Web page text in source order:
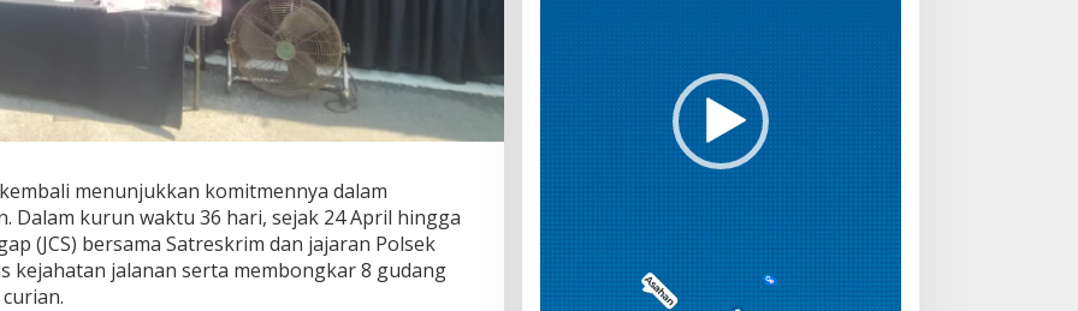
menunjukkan komitmennya dalam
Dalam kurun waktu 36 hari, sejak 24 April hingga
(JCS) bersama Satreskrim dan jajaran Polsek
kejahatan jalanan serta membongkar 8 gudang